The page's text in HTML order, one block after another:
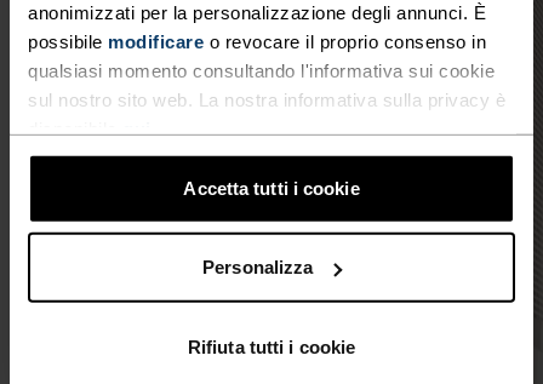
anonimizzati per la personalizzazione degli annunci. È
possibile modificare o revocare il proprio consenso in
qualsiasi momento consultando l'informativa sui cookie
sul nostro sito web. La nostra informativa sulla privacy è
Accetta tutti i cookie
Personalizza
Rifiuta tutti i cookie